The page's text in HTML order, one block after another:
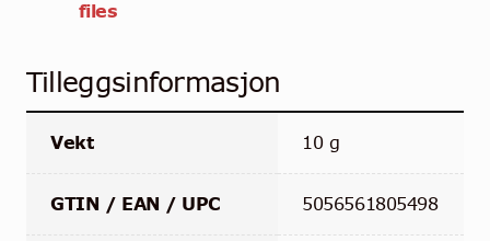
files
Tilleggsinformasjon
Vekt 10 g
GTIN / EAN / UPC 5056561805498